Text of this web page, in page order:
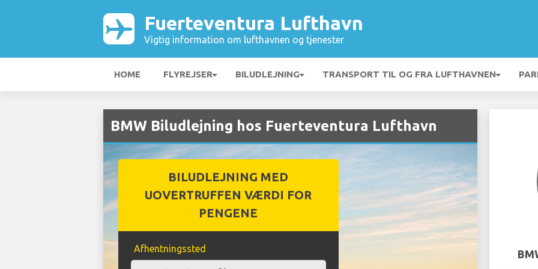
Fuerteventura Lufthavn
Vigtig information om lufthavnen og tjenester
HOME FLYREJSER BILUDLEJNING TRANSPORT TIL OG FRA LUFTHAVNEN
BMW Biludlejning hos Fuerteventura Lufthavn
BILUDLEJNING MED
UOVERTRUFFEN VÆRDI FOR
PENGENE
Afhentningssted